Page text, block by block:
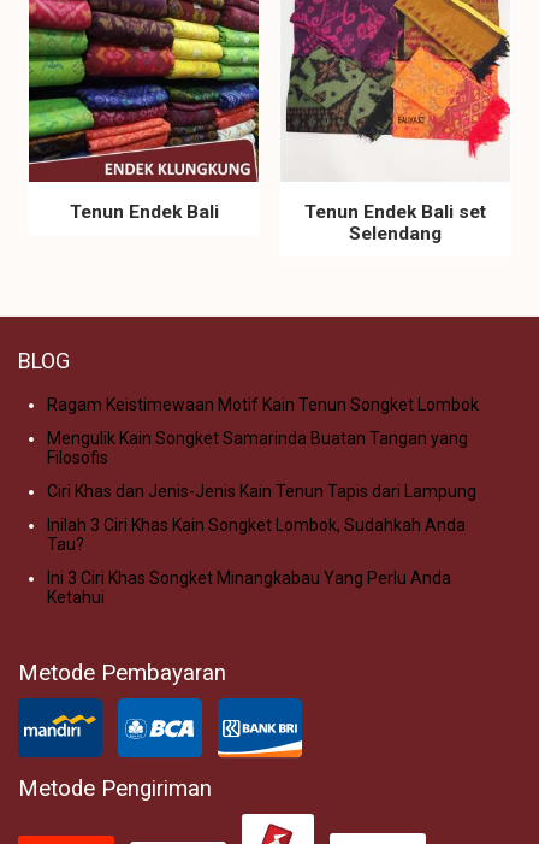
Tenun Endek Bali
Tenun Endek Bali set
Selendang
BLOG
Ragam Keistimewaan Motif Kain Tenun Songket Lombok
Mengulik Kain Songket Samarinda Buatan Tangan yang
Filosofis
Ciri Khas dan Jenis-Jenis Kain Tenun Tapis dari Lampung
Inilah 3 Ciri Khas Kain Songket Lombok, Sudahkah Anda
Tau?
Ini 3 Ciri Khas Songket Minangkabau Yang Perlu Anda
Ketahui
Metode Pembayaran
Metode Pengiriman